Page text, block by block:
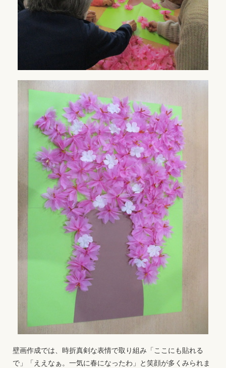
壁画作成では、時折真剣な表情で取り組み「ここにも貼れる
で」「ええなぁ。一気に春になったわ」と笑顔が多くみられま